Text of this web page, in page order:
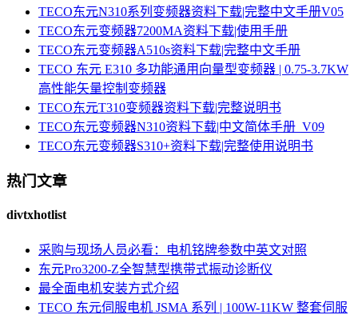
TECO东元N310系列变频器资料下载|完整中文手册V05
TECO东元变频器7200MA资料下载|使用手册
TECO东元变频器A510s资料下载|完整中文手册
TECO 东元 E310 多功能通用向量型变频器 | 0.75-3.7KW
高性能矢量控制变频器
TECO东元T310变频器资料下载|完整说明书
TECO东元变频器N310资料下载|中文简体手册_V09
TECO东元变频器S310+资料下载|完整使用说明书
热门文章
divtxhotlist
采购与现场人员必看：电机铭牌参数中英文对照
东元Pro3200-Z全智慧型携带式振动诊断仪
最全面电机安装方式介绍
TECO 东元伺服电机 JSMA 系列 | 100W-11KW 整套伺服